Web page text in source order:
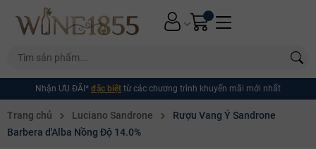
Nhận ƯU ĐÃI* đặc biệt từ các chương trình khuyến mãi mới nhất
Trang chủ Luciano Sandrone
Rượu Vang Ý Sandrone
Barbera d'Alba Nồng Độ 14.0%